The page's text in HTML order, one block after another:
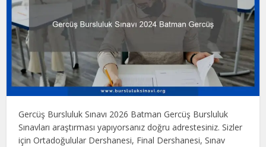
Gercüş Bursluluk Sınavı 2026 Batman Gercüş Bursluluk
Sınavları araştırması yapıyorsanız doğru adrestesiniz. Sizler
için Ortadoğulular Dershanesi, Final Dershanesi, Sınav